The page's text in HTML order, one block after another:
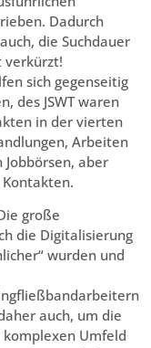
Dadurch
die Suchdauer
verkürzt!
sich gegenseitig
des JSWT waren
in der vierten
Arbeiten
aber
große
die Digitalisierung
wurden und
auch, um die
Umfeld